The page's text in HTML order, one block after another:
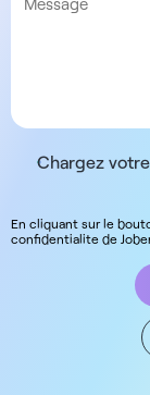
Chargez
En cliquant sur le
confidentialite de